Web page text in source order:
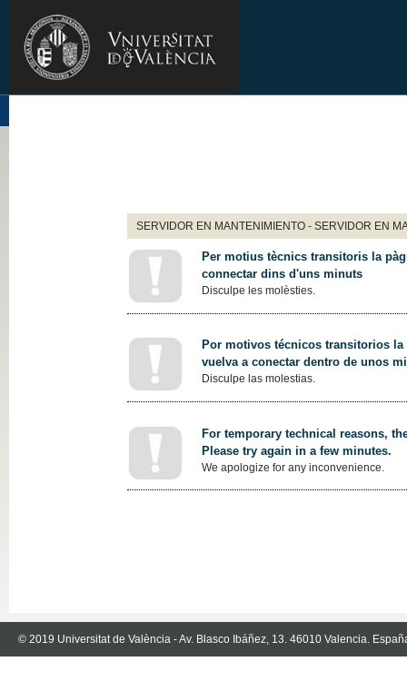
SERVIDOR EN MANTENIMIENTO - SERVIDOR EN
Per motius tècnics transitoris la
connectar dins d'uns minuts
Disculpe les molèsties.
Por motivos técnicos transitorios
vuelva a conectar dentro de unos
Disculpe las molestias.
For temporary technical reasons,
Please try again in a few minutes.
We apologize for any inconvenience.
© 2019 Universitat de València - Av. Blasco Ibáñez, 13. 46010 Valencia.